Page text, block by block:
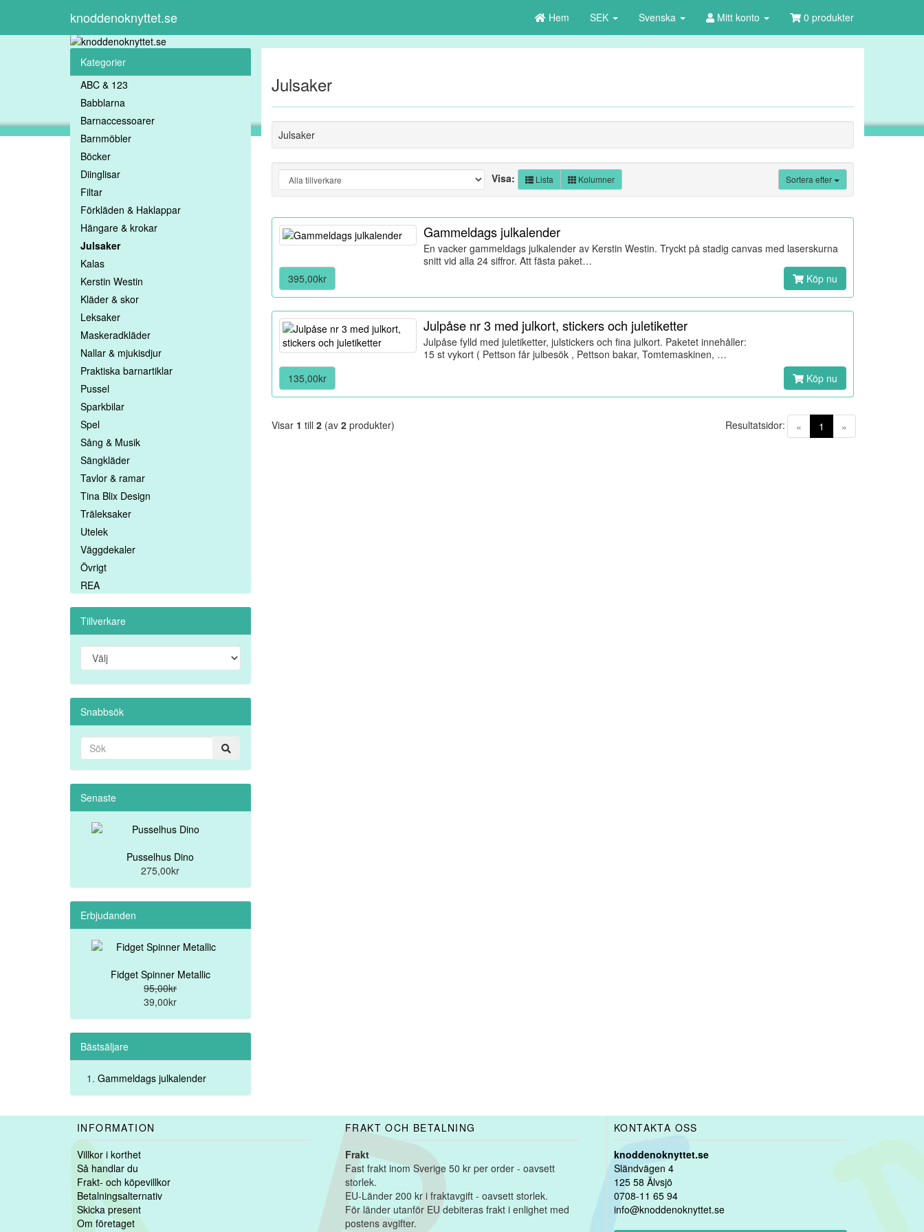
knoddenoknyttet.se Hem SEK Svenska Mitt konto 0 produkter
Julsaker
Julsaker
Sortera efter
Visa: Lista Kolumner
Gammeldags julkalender
En vacker gammeldags julkalender av Kerstin Westin. Tryckt på stadig canvas med laserskurna
snitt vid alla 24 siffror. Att fästa paket…
395,00kr
Köp nu
Julpåse nr 3 med julkort, stickers och juletiketter
Julpåse fylld med juletiketter, julstickers och fina julkort. Paketet innehåller:
15 st vykort ( Pettson får julbesök , Pettson bakar, Tomtemaskinen, …
135,00kr
Köp nu
Visar 1 till 2(av 2produkter) « 1 (current)
»
Resultatsidor:
Kategorier
ABC & 123
Babblarna
Barnaccessoarer
Barnmöbler
Böcker
Diinglisar
Filtar
Förkläden & Haklappar
Hängare & krokar
Julsaker
Kalas
Kerstin Westin
Kläder & skor
Leksaker
Maskeradkläder
Nallar & mjukisdjur
Praktiska barnartiklar
Pussel
Sparkbilar
Spel
Sång & Musik
Sängkläder
Tavlor & ramar
Tina Blix Design
Träleksaker
Utelek
Väggdekaler
Övrigt
REA
Tillverkare
Snabbsök
Senaste
Pusselhus Dino
275,00kr
Erbjudanden
Fidget Spinner Metallic
95,00kr
39,00kr
Bästsäljare
Gammeldags julkalender
INFORMATION
Villkor i korthet
Så handlar du
Frakt- och köpevillkor
Betalningsalternativ
Skicka present
Om företaget
FRAKT OCH BETALNING
Frakt
Fast frakt inom Sverige 50 kr per order - oavsett
storlek.
EU-Länder 200 kr i fraktavgift - oavsett storlek.
För länder utanför EU debiteras frakt i enlighet med
postens avgifter.
KONTAKTA OSS
knoddenoknyttet.se
Sländvägen 4
125 58 Älvsjö
0708-11 65 94
info@knoddenoknyttet.se